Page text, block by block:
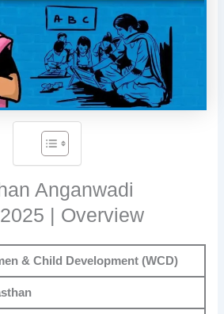
Anganwadi
| Overview
& Child Development (WCD)